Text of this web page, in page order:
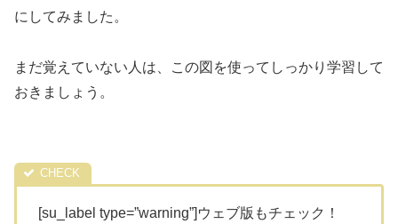
にしてみました。
まだ覚えていない人は、この図を使ってしっかり学習して
おきましょう。
[su_label type=”warning”]ウェブ版もチェック！